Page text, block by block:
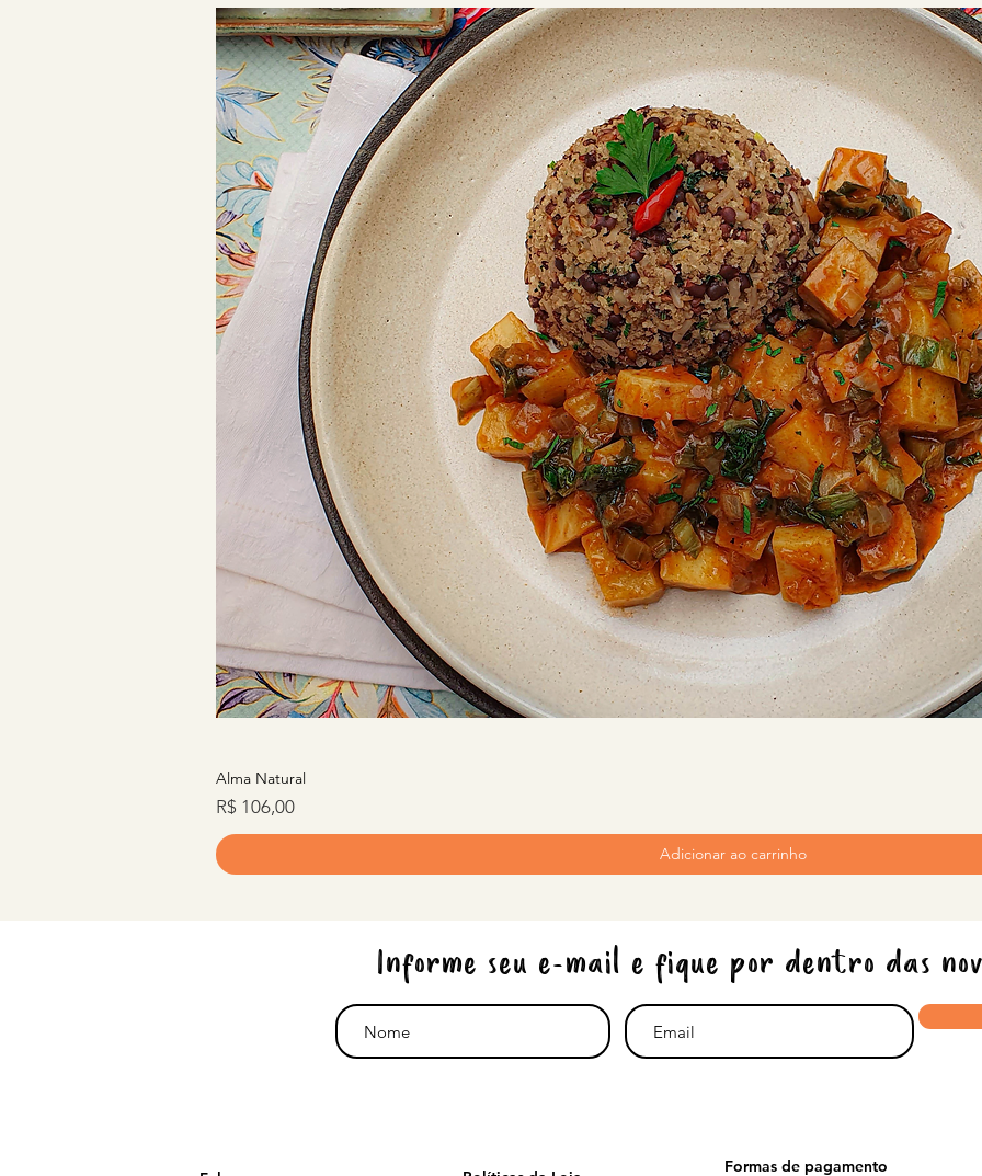
Alma Natural
Preço
R$ 106,00
Adicionar ao carrinho
Informe seu e-mail e fique por dentro das
Formas de pagamento